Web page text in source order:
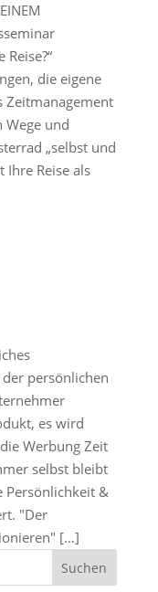
die eigene
Zeitmanagement
und
„selbst und
Ihre Reise als
persönlichen
es wird
Werbung Zeit
selbst bleibt
Persönlichkeit &
"Der
[…]